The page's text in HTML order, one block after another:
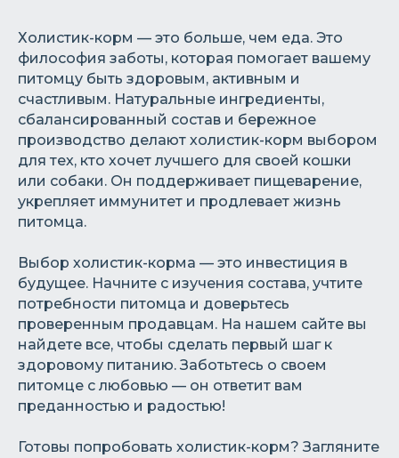
Холистик-корм — это больше, чем еда. Это
философия заботы, которая помогает вашему
питомцу быть здоровым, активным и
счастливым. Натуральные ингредиенты,
сбалансированный состав и бережное
производство делают холистик-корм выбором
для тех, кто хочет лучшего для своей кошки
или собаки. Он поддерживает пищеварение,
укрепляет иммунитет и продлевает жизнь
питомца.
Выбор холистик-корма — это инвестиция в
будущее. Начните с изучения состава, учтите
потребности питомца и доверьтесь
проверенным продавцам. На нашем сайте вы
найдете все, чтобы сделать первый шаг к
здоровому питанию. Заботьтесь о своем
питомце с любовью — он ответит вам
преданностью и радостью!
Готовы попробовать холистик-корм? Загляните